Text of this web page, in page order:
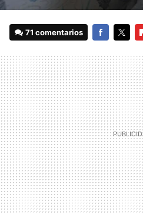
71 comentarios